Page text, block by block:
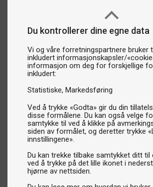
Du kontrollerer dine egne data
Vi og våre forretningspartnere bruker
inkludert informasjonskapsler/
informasjon om deg for forskjellige
inkludert:
Statistiske Markedsføring
Ved å trykke «Godta» gir du din
disse formålene. Du kan også velge
samtykke til ved å klikke på
siden av formålet, og deretter trykke
innstillingene».
Du kan trekke tilbake samtykket ditt til
ved å trykke på det lille ikonet i
hjørne av nettsiden.